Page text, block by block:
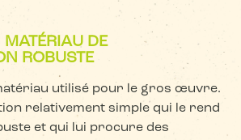
MATÉRIAU DE
ROBUSTE
utilisé pour le gros œuvre.
relativement simple qui le rend
et qui lui procure des